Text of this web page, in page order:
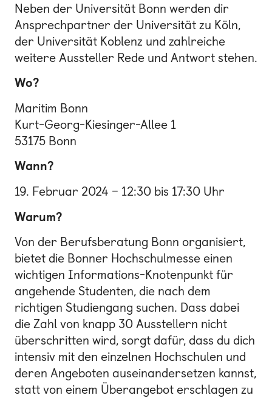
Neben der Universität Bonn werden dir
Ansprechpartner der Universität zu Köln,
der Universität Koblenz und zahlreiche
weitere Aussteller Rede und Antwort stehen.
Wo?
Maritim Bonn
Kurt-Georg-Kiesinger-Allee 1
53175 Bonn
Wann?
19. Februar 2024 – 12:30 bis 17:30 Uhr
Warum?
Von der Berufsberatung Bonn organisiert,
bietet die Bonner Hochschulmesse einen
wichtigen Informations-Knotenpunkt für
angehende Studenten, die nach dem
richtigen Studiengang suchen. Dass dabei
die Zahl von knapp 30 Ausstellern nicht
überschritten wird, sorgt dafür, dass du dich
intensiv mit den einzelnen Hochschulen und
deren Angeboten auseinandersetzen kannst,
statt von einem Überangebot erschlagen zu